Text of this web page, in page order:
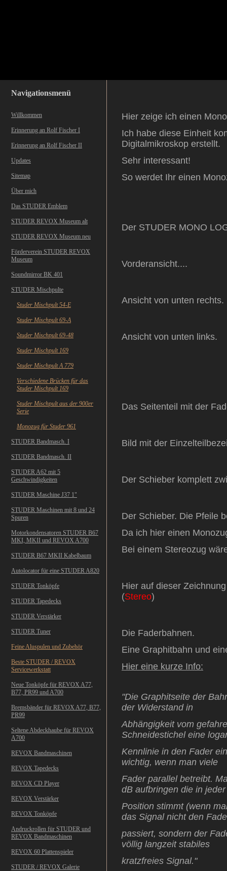
Navigationsmenü
Willkommen
Erinnerung an Rolf Fischer I
Erinnerung an Rolf Fischer II
Updates
Sitemap
Über mich
Das STUDER Emblem
STUDER REVOX Museum alt
STUDER REVOX Museum neu
Förderverein STUDER REVOX
Museum
Soundmirror BK 401
STUDER Mischpulte
Studer Mischpult 54-E
Studer Mischpult 69-A
Studer Mischpult 69-48
Studer Mischpult 169
Studer Mischpult A 779
Verschiedene Brücken für das
Studer Mischpult 169
Studer Mischpult aus der 900er
Serie
Monozug für Studer 961
STUDER Bandmasch. I
STUDER Bandmasch. II
STUDER A62 mit 5
Geschwindigkeiten
STUDER Maschine J37 1"
STUDER Maschinen mit 8 und 24
Spuren
Motorkondensatoren STUDER B67
MKI, MKII und REVOX A700
STUDER B67 MKII Kabelbaum
Autolocator für eine STUDER A820
STUDER Tonköpfe
STUDER Tapedecks
STUDER Verstärker
STUDER Tuner
Feine Aluspulen und Zubehör
Beste STUDER / REVOX
Servicewerkstatt
Neue Tonköpfe für REVOX A77,
B77, PR99 und A700
Bremsbänder für REVOX A77, B77,
PR99
Seltene Abdeckhaube für REVOX
A700
REVOX Bandmaschinen
REVOX Tapedecks
REVOX CD Player
REVOX Verstärker
REVOX Tonköpfe
Andruckrollen für STUDER und
REVOX Bandmaschinen
REVOX 60 Plattenspieler
STUDER / REVOX Galerie
Hier zeige ich einen
Ich habe diese Einheit
Digitalmikroskop erstellt.
Sehr interessant!
So werdet Ihr einen
Der STUDER MONO
Vorderansicht....
Ansicht von unten rechts.
Ansicht von unten links.
Das Seitenteil mit der
Bild mit der
Der Schieber komplett
Der Schieber. Die Pfeile
Da ich hier einen
Bei einem Stereozug
Hier auf dieser
(Stereo)
Die Faderbahnen.
Eine Graphitbahn und
Hier eine kurze Info:
"Die Graphitseite der
der Widerstand in
Abhängigkeit vom
Schneidestichel eine
Kennlinie in den Fader
wichtig, wenn man viele
Fader parallel betreibt.
dB aufbringen die in jeder
Position stimmt(wenn
das Signal nicht den
passiert, sondern der
völlig langzeit stabiles
kratzfreies Signal."